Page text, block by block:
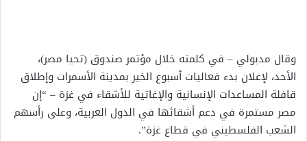
وقال مدبولي – في كلمته خلال مؤتمر صندوق (تحيا مصر)،
الأحد، لإعلان بدء فعاليات أسبوع الخير بمدينة الأسمرات وإطلاق
قافلة المساعدات الإنسانية والإغاثية للأشقاء في غزة – “إن
مصر مستمرة في دعم أشقائها في الدول العربية، وعلى رأسهم
الشعب الفلسطيني في قطاع غزة”.